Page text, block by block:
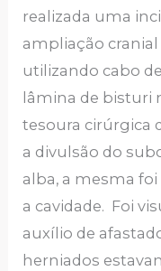
realizada uma
ampliação
utilizando cabo
lâmina de bisturi
tesoura cirúrgica
a divulsão do
alba, a mesma
a cavidade. Foi
auxílio de
herniados